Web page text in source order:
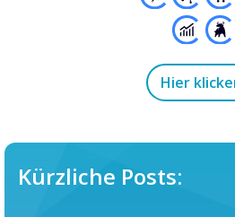
Hier
Kürzliche Posts: